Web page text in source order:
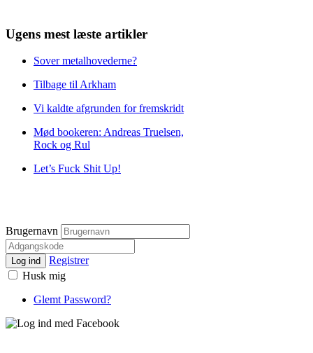
Ugens mest læste artikler
Sover metalhovederne?
Tilbage til Arkham
Vi kaldte afgrunden for fremskridt
Mød bookeren: Andreas Truelsen,
Rock og Rul
Let’s Fuck Shit Up!
Brugernavn
Log ind
Registrer
Husk mig
Glemt Password?